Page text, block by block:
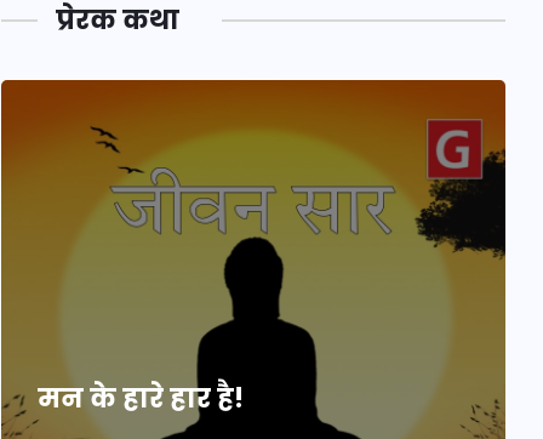
प्रेरक कथा
मन के हारे हार है!